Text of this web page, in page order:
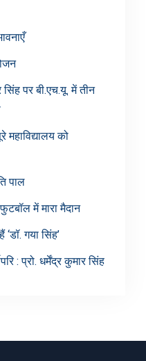
पर बी.एच.यू. में तीन
महाविद्यालय को
पाल
में मारा मैदान
गया सिंह’
: प्रो. धर्मेंद्र कुमार सिंह